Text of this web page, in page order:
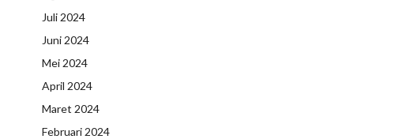
Juli 2024
Juni 2024
Mei 2024
April 2024
Maret 2024
Februari 2024